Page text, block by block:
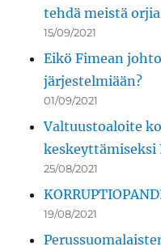
tehdä meistä orjia
15/09/2021
Eikö Fimean
järjestelmiään?
01/09/2021
Valtuustoaloite
keskeyttämiseksi
25/08/2021
19/08/2021